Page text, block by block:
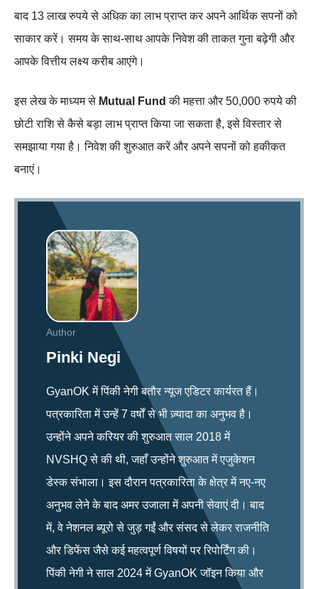
बाद 13 लाख रुपये से अधिक का लाभ प्राप्त कर अपने आर्थिक सपनों को
साकार करें। समय के साथ-साथ आपके निवेश की ताकत गुना बढ़ेगी और
आपके वित्तीय लक्ष्य करीब आएंगे।
इस लेख के माध्यम से Mutual Fund की महत्ता और 50,000 रुपये की
छोटी राशि से कैसे बड़ा लाभ प्राप्त किया जा सकता है, इसे विस्तार से
समझाया गया है। निवेश की शुरुआत करें और अपने सपनों को हकीकत
बनाएं।
Author
Pinki Negi
GyanOK में पिंकी नेगी बतौर न्यूज एडिटर कार्यरत हैं।
पत्रकारिता में उन्हें 7 वर्षों से भी ज़्यादा का अनुभव है।
उन्होंने अपने करियर की शुरुआत साल 2018 में
NVSHQ से की थी, जहाँ उन्होंने शुरुआत में एजुकेशन
डेस्क संभाला। इस दौरान पत्रकारिता के क्षेत्र में नए-नए
अनुभव लेने के बाद अमर उजाला में अपनी सेवाएं दी। बाद
में, वे नेशनल ब्यूरो से जुड़ गईं और संसद से लेकर राजनीति
और डिफेंस जैसे कई महत्वपूर्ण विषयों पर रिपोर्टिंग की।
पिंकी नेगी ने साल 2024 में GyanOK जॉइन किया और